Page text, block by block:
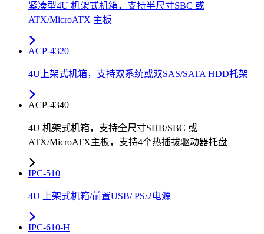
紧凑型4U 机架式机箱，支持半尺寸SBC 或
ATX/MicroATX 主板
ACP-4320
4U上架式机箱，支持双系统或双SAS/SATA HDD托架
ACP-4340
4U 机架式机箱，支持全尺寸SHB/SBC 或
ATX/MicroATX主板，支持4个热插拔驱动器托盘
IPC-510
4U 上架式机箱/前置USB/ PS/2电源
IPC-610-H